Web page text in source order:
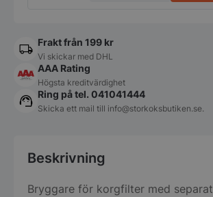
Frakt från 199 kr
Vi skickar med DHL
AAA Rating
Högsta kreditvärdighet
Ring på tel. 041041444
Skicka ett mail till info@storkoksbutiken.se.
Beskrivning
Bryggare för korgfilter med separat